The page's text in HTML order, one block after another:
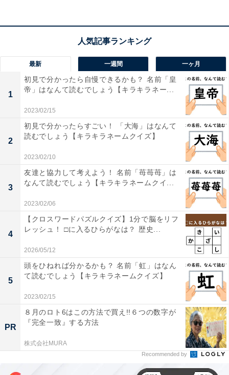
こちらもおすすめ
【漢字間違い探しクイズ】「貝」の中にある別
の漢字は？ 1分以内で挑戦しよう
最新 一週間 一ヶ月
1
初見で分かったら自慢できるかも？ 名前「皇
帝」はなんて読むでしょう【キラキラネー...
2023/02/15
2
初見で分かったらすごい！ 「大海」はなんて
読むでしょう【キラキラネームクイズ】
2023/02/10
3
友達と協力して考えよう！ 名前「苺苺苺」は
なんて読むでしょう【キラキラネームクイ...
2023/02/06
4
【クロスワードパズルクイズ】1分で脳をリフ
レッシュ！ □に入るひらがなは？ 歴史...
2026/05/12
5
頭をひねれば分かるかも？ 名前「虹」はなん
て読むでしょう【キラキラネームクイズ】
2023/02/15
PR
８月のロト6はこの方法で買え!!６つの数字が
『完全一致』する方法
株式会社MURA
Recommended by